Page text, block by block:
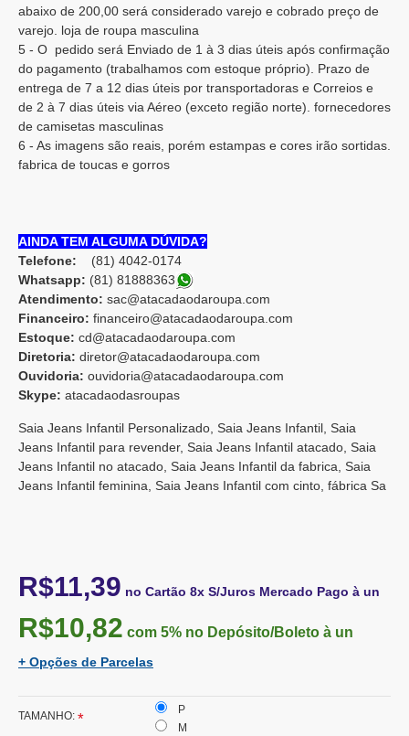
abaixo de 200,00 será considerado varejo e cobrado preço de
varejo. loja de roupa masculina
5 - O pedido será Enviado de 1 à 3 dias úteis após confirmação
do pagamento (trabalhamos com estoque próprio). Prazo de
entrega de 7 a 12 dias úteis por transportadoras e Correios e
de 2 à 7 dias úteis via Aéreo (exceto região norte). fornecedores
de camisetas masculinas
6 - As imagens são reais, porém estampas e cores irão sortidas.
fabrica de toucas e gorros
AINDA TEM ALGUMA DÚVIDA?
Telefone: (81) 4042-0174
Whatsapp: (81) 81888363
Atendimento: sac@atacadaodaroupa.com
Financeiro: financeiro@atacadaodaroupa.com
Estoque: cd@atacadaodaroupa.com
Diretoria: diretor@atacadaodaroupa.com
Ouvidoria: ouvidoria@atacadaodaroupa.com
Skype: atacadaodasroupas
Saia Jeans Infantil Personalizado, Saia Jeans Infantil, Saia
Jeans Infantil para revender, Saia Jeans Infantil atacado, Saia
Jeans Infantil no atacado, Saia Jeans Infantil da fabrica, Saia
Jeans Infantil feminina, Saia Jeans Infantil com cinto, fábrica Sa
R$11,39 no Cartão 8x S/Juros Mercado Pago à un
R$10,82 com 5% no Depósito/Boleto à un
+ Opções de Parcelas
TAMANHO:
P
M